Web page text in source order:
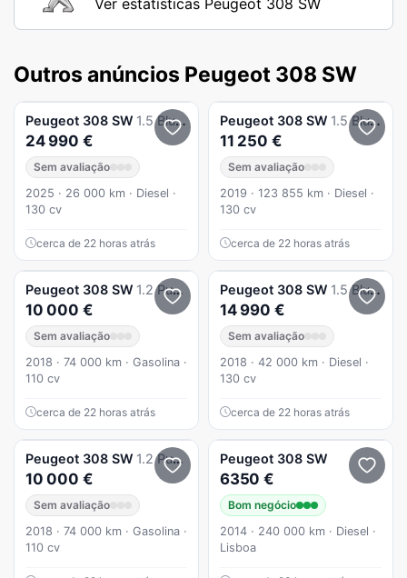
Outros anúncios Peugeot 308 SW
Peugeot 308 SW 1.5 BlueHDi Style EAT8
24 990 €
Sem avaliação
2025 · 26 000 km · Diesel ·
130 cv
cerca de 22 horas atrás
Peugeot 308 SW 1.5 BlueHDi Style
11 250 €
Sem avaliação
2019 · 123 855 km · Diesel ·
130 cv
cerca de 22 horas atrás
Peugeot 308 SW 1.2 PureTech Style
10 000 €
Sem avaliação
2018 · 74 000 km · Gasolina ·
110 cv
cerca de 22 horas atrás
Peugeot 308 SW 1.5 BlueHDi Allure Pack
14 990 €
Sem avaliação
2018 · 42 000 km · Diesel ·
130 cv
cerca de 22 horas atrás
Peugeot 308 SW 1.2 PureTech Style
10 000 €
Sem avaliação
2018 · 74 000 km · Gasolina ·
110 cv
Peugeot 308 SW
6350 €
Bom negócio
2014 · 240 000 km · Diesel ·
Lisboa